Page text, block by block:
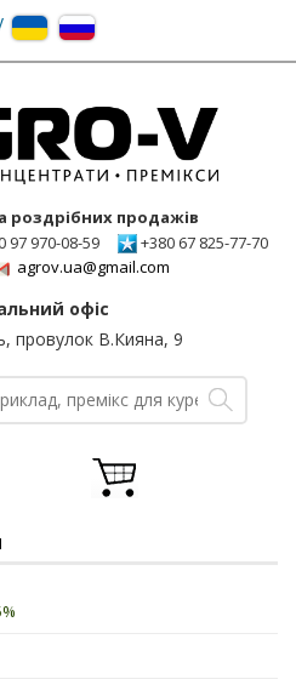
роздрібних продажів
97 970-08-59
+380 67 825-77-70
agrov.ua@gmail.com
офіс
провулок В.Кияна, 9